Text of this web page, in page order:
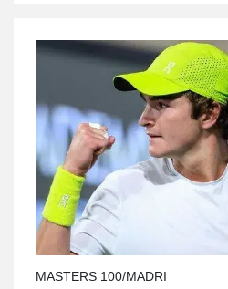
MASTERS 100/MADRI